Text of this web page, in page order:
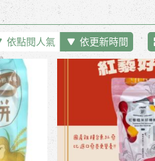
依點閱人氣 依更新時間